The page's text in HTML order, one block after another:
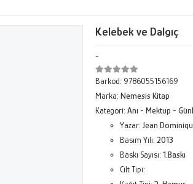
Kelebek ve Dalgıç
-
Barkod: 9786055156169
Marka: Nemesis Kitap
Kategori: Anı - Mektup -
Yazar: Jean
Basım Yılı: 2013
Baskı Sayısı: 1.Baskı
Cilt Tipi: